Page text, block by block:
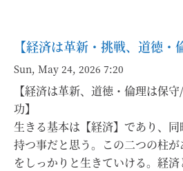
【経済は革新・挑戦、道徳・
Sun, May 24, 2026 7:20
【経済は革新、道徳・倫理は保
功】
生きる基本は【経済】であり、
持つ事だと思う。この二つの柱
をしっかりと生きていける。経